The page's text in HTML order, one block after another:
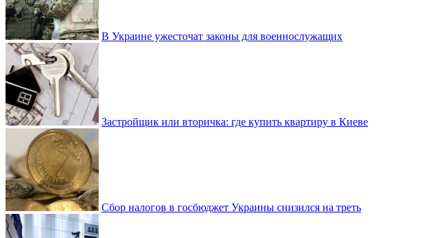
В Украине ужесточат законы для военнослужащих
Застройщик или вторичка: где купить квартиру в Киеве
Сбор налогов в госбюджет Украины снизился на треть